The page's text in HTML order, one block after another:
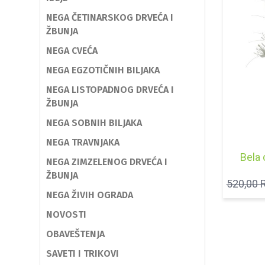
NEGA ČETINARSKOG DRVEĆA I
ŽBUNJA
NEGA CVEĆA
NEGA EGZOTIČNIH BILJAKA
NEGA LISTOPADNOG DRVEĆA I
ŽBUNJA
NEGA SOBNIH BILJAKA
NEGA TRAVNJAKA
NEGA ZIMZELENOG DRVEĆA I
ŽBUNJA
NEGA ŽIVIH OGRADA
NOVOSTI
OBAVEŠTENJA
SAVETI I TRIKOVI
Bela
520,00